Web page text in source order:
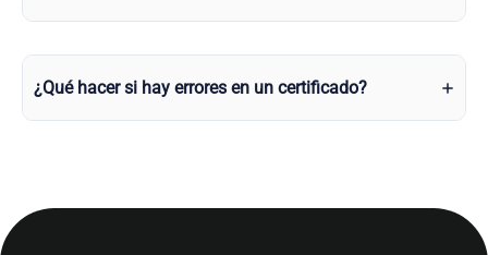
¿Qué hacer si hay errores en un certificado?